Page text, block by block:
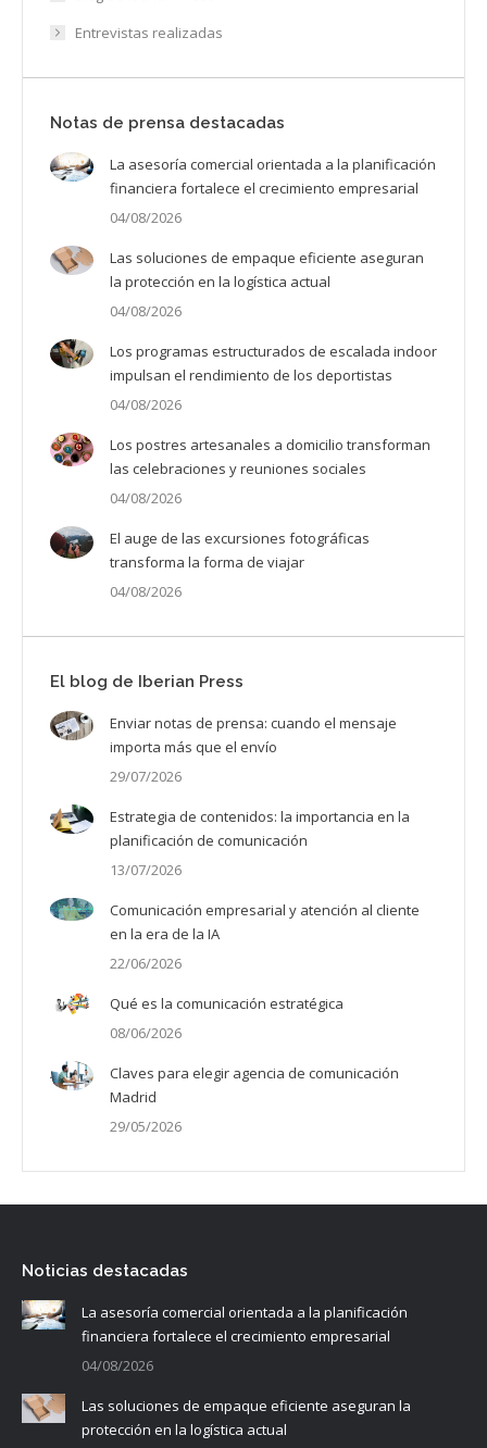
Entrevistas realizadas
Notas de prensa destacadas
La asesoría comercial orientada a la planificación
financiera fortalece el crecimiento empresarial
04/08/2026
Las soluciones de empaque eficiente aseguran
la protección en la logística actual
04/08/2026
Los programas estructurados de escalada indoor
impulsan el rendimiento de los deportistas
04/08/2026
Los postres artesanales a domicilio transforman
las celebraciones y reuniones sociales
04/08/2026
El auge de las excursiones fotográficas
transforma la forma de viajar
04/08/2026
El blog de Iberian Press
Enviar notas de prensa: cuando el mensaje
importa más que el envío
29/07/2026
Estrategia de contenidos: la importancia en la
planificación de comunicación
13/07/2026
Comunicación empresarial y atención al cliente
en la era de la IA
22/06/2026
Qué es la comunicación estratégica
08/06/2026
Claves para elegir agencia de comunicación
Madrid
29/05/2026
Noticias destacadas
La asesoría comercial orientada a la planificación
financiera fortalece el crecimiento empresarial
04/08/2026
Las soluciones de empaque eficiente aseguran la
protección en la logística actual